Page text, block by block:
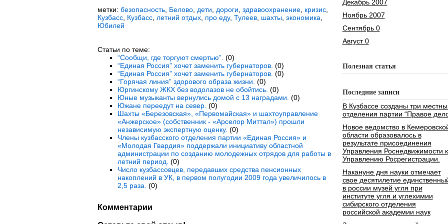
метки: безопасность, Белово, дети дороги здравоохранение, кризис,
Кузбасс, Кузбасс, летний отдых, про еду, Тулеев, шахты, экономика
Юбилей
Статьи по теме:
“Сообщи, где торгуют смертью”. (0)
“Единая Россия” хочет заменить губернаторов. (0)
“Единая Россия” хочет заменить губернаторов. (0)
“Горячая линия” здорового образа жизни. (0)
Юргинскому ЖКХ без водолазов не обойтись. (0)
Юные музыканты вернулись домой с 13 наградами. (0)
Южане переедут на север. (0)
Шахты «Березовская», «Первомайская» и шахтоуправление
«Анжерское» (собственник - «Арселор Миттал») прошли
независимую экспертную оценку. (0)
Члены кузбасского отделения партии «Единая Россия» и
«Молодая Гвардия» поддержали инициативу областной
администрации по созданию молодежных отрядов для работы в
летний период. (0)
Число кузбассовцев, передавших средства пенсионных
накоплений в УК, в первом полугодии 2009 года увеличилось в
2,5 раза. (0)
Комментарии
Декабрь 2007
Ноябрь 2007
Сентябрь 0
Август 0
Полезная статья
Последние записи
В Кузбассе созданы три
отделения партии “Правое
Новое ведомство в
области образовалось в
результате присоединения
Управления Роснедвижимости к
Управлению Росрегистрации.
Накануне дня науки отмечает
свое десятилетие
в россии музей угля при
институте угля и углехимии
сибирского отделения
российской академии наук